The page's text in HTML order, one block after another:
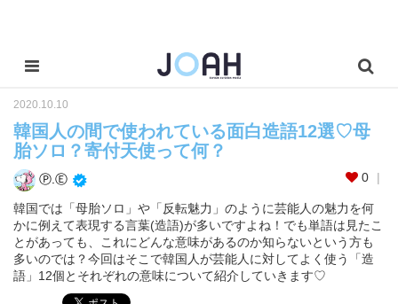
2020.10.10
韓国人の間で使われている面白造語12選♡母
胎ソロ？寄付天使って何？
Ⓟ.Ⓔ 0
韓国では「母胎ソロ」や「反転魅力」のように芸能人の魅力を何
かに例えて表現する言葉(造語)が多いですよね！でも単語は見たこ
とがあっても、これにどんな意味があるのか知らないという方も
多いのでは？今回はそこで韓国人が芸能人に対してよく使う「造
語」12個とそれぞれの意味について紹介していきます♡